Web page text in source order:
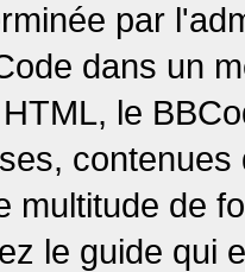
par
dans un
le
multitude de
le guide qui